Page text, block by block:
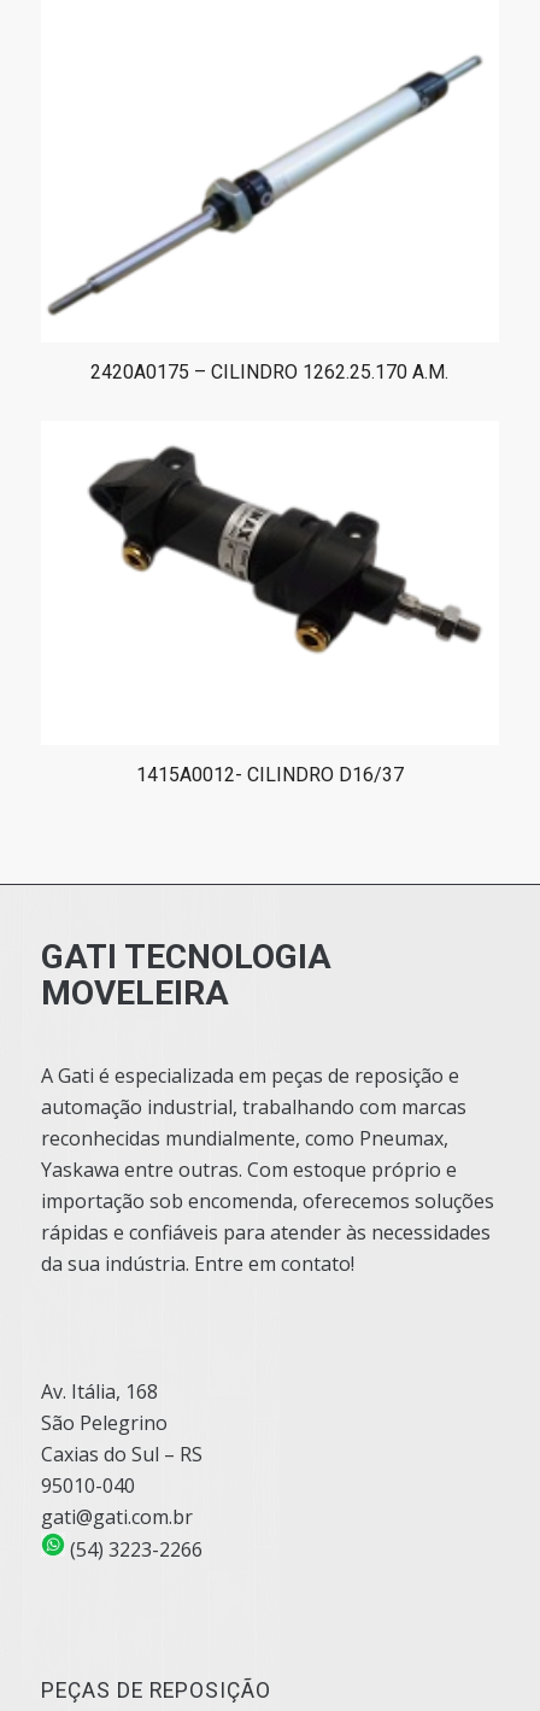
2420A0175 – CILINDRO 1262.25.170 A.M.
1415A0012- CILINDRO D16/37
GATI TECNOLOGIA
MOVELEIRA
A Gati é especializada em peças de reposição e
automação industrial, trabalhando com marcas
reconhecidas mundialmente, como Pneumax,
Yaskawa entre outras. Com estoque próprio e
importação sob encomenda, oferecemos soluções
rápidas e confiáveis para atender às necessidades
da sua indústria. Entre em contato!
Av. Itália, 168
São Pelegrino
Caxias do Sul – RS
95010-040
gati@gati.com.br
(54) 3223-2266
PEÇAS DE REPOSIÇÃO